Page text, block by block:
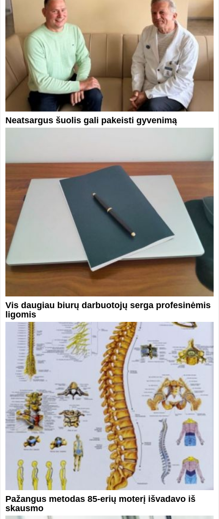
Neatsargus šuolis gali pakeisti gyvenimą
Vis daugiau biurų darbuotojų serga profesinėmis
ligomis
Pažangus metodas 85-erių moterį išvadavo iš
skausmo